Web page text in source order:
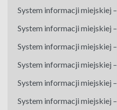
System informacji miejskiej
System informacji miejskiej
System informacji miejskiej
System informacji miejskiej
System informacji miejskiej
System informacji miejskiej